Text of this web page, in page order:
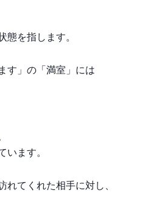
を指します。
す」の「満室」には
ます。
てくれた相手に対し、